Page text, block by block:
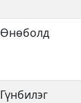
Өнөболд
Гүнбилэг